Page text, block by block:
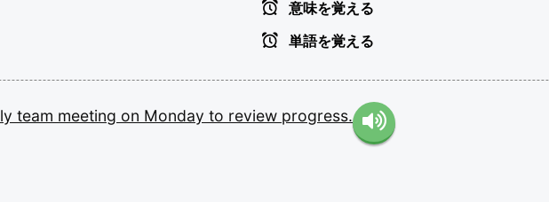
意味を覚える
単語を覚える
team meeting on Monday to review progress.